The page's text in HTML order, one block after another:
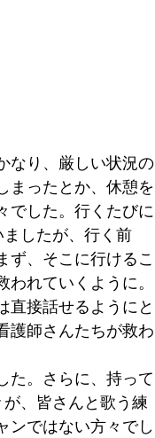
なり、厳しい状況の
まったとか、休憩を
でした。行くたびに
したが、行く前
ず、そこに行けるこ
れていくように。
直接話せるようにと
護師さんたちが救わ
た。さらに、持って
、皆さんと歌う練
ンではない方々でし